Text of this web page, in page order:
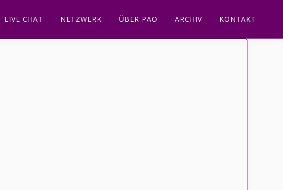
LIVE CHAT NETZWERK ÜBER PAO ARCHIV KONTAKT